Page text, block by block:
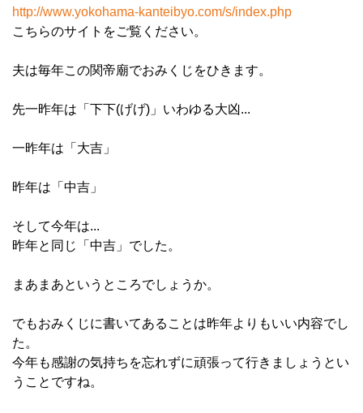
http://www.yokohama-kanteibyo.com/s/index.php
こちらのサイトをご覧ください。
夫は毎年この関帝廟でおみくじをひきます。
先一昨年は「下下(げげ)」いわゆる大凶...
一昨年は「大吉」
昨年は「中吉」
そして今年は...
昨年と同じ「中吉」でした。
まあまあというところでしょうか。
でもおみくじに書いてあることは昨年よりもいい内容でし
た。
今年も感謝の気持ちを忘れずに頑張って行きましょうとい
うことですね。